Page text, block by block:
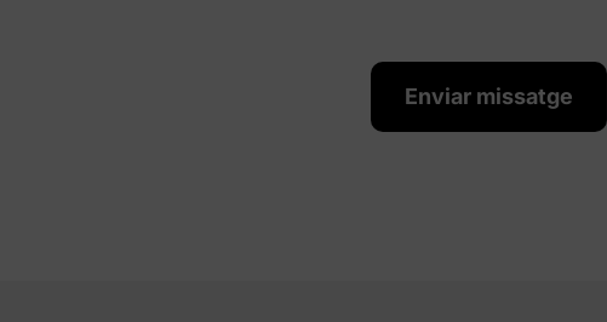
Enviar missatge